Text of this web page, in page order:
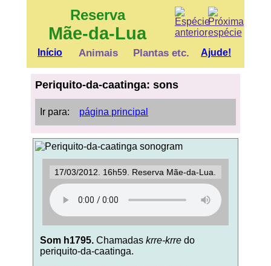
Reserva
Mãe-da-Lua
Início Animais Plantas etc. Ajude!
Periquito-da-caatinga: sons
Ir para: página principal
17/03/2012. 16h59. Reserva Mãe-da-Lua.
Som h1795.Chamadas krre-krredo
periquito-da-caatinga.